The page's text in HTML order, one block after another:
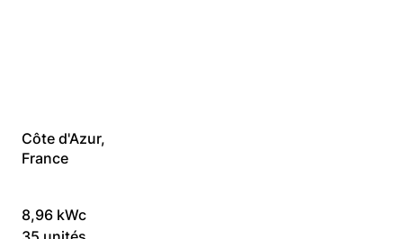
Côte d'Azur,
France
8,96 kWc